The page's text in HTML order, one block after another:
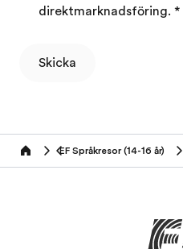
direktmarknadsföring. *
Skicka
Home EF Språkresor (14-16 år)